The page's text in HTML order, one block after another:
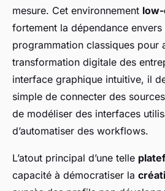
mesure. Cet environnement
fortement la dépendance
programmation classiques pour
transformation digitale des
interface graphique intuitive, il
simple de connecter des
de modéliser des interfaces
d’automatiser des workflows.
L’atout principal d’une telle
capacité à démocratiser la